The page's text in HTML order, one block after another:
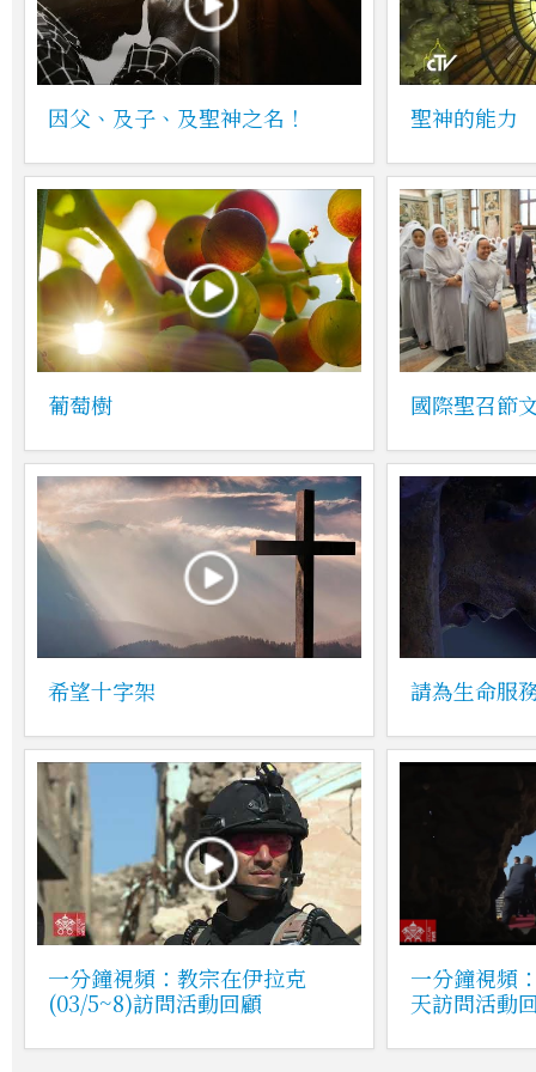
因父、及子、及聖神之名！ 聖神的能力
葡萄樹 國際聖召節
希望十字架 請為生命服
一分鐘視頻：教宗在伊拉克
(03/5~8)訪問活動回顧
一分鐘視頻
天訪問活動